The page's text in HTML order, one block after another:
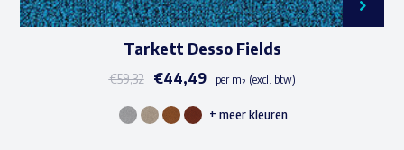
Tarkett Desso Fields
€59,32 €44,49 per m² (excl. btw)
Dit
+ meer kleuren